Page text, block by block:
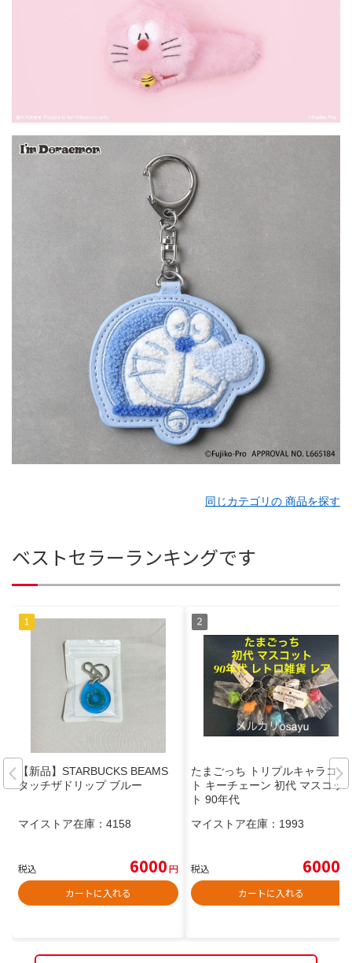
同じカテゴリの 商品を探す
ベストセラーランキングです
【新品】STARBUCKS BEAMS
タッチザドリップ ブルー
マイストア在庫： 4158
税込 6000円
カートに入れる
たまごっち トリプルキャラコッ
ト キーチェーン 初代 マスコッ
ト 90年代
マイストア在庫： 1993
税込 6000
カートに入れる